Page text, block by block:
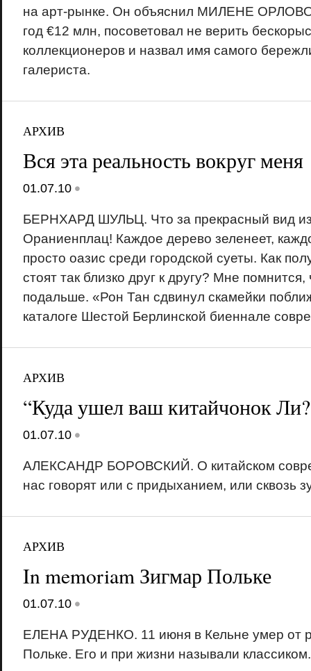
на арт-рынке. Он объяснил МИЛЕНЕ
год €12 млн, посоветовал не верить
коллекционеров и назвал имя самого
галериста.
АРХИВ
Вся эта реальность вокруг меня
01.07.10 •
БЕРНХАРД ШУЛЬЦ. Что за прекрасный вид
Ораниенплац! Каждое дерево зеленеет,
просто оазис среди городской суеты. Как
стоят так близко друг к другу? Мне
подальше. «Рон Тан сдвинул скамейки
каталоге Шестой Берлинской биеннале
АРХИВ
“Куда ушел ваш китайчонок
01.07.10 •
АЛЕКСАНДР БОРОВСКИЙ. О китайском
нас говорят или с придыханием, или сквозь
АРХИВ
In memoriam Зигмар Польке
01.07.10 •
ЕЛЕНА РУДЕНКО. 11 июня в Кельне умер от
Польке. Его и при жизни называли классиком.